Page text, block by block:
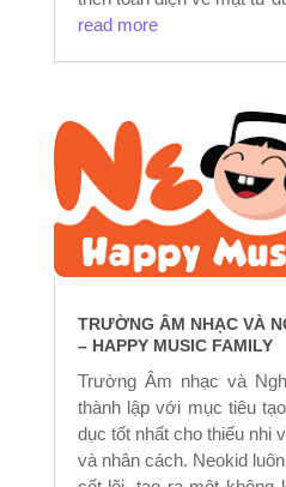
read more
TRƯỜNG ÂM NHẠC VÀ
– HAPPY MUSIC FAMILY
Trường Âm nhạc và
thành lập với mục tiêu
dục tốt nhất cho thiếu nhi
và nhân cách. Neokid